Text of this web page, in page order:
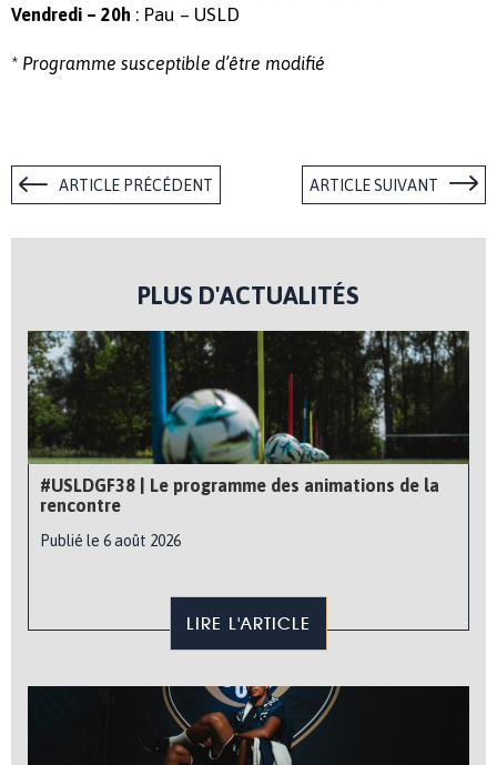
Vendredi – 20h : Pau – USLD
* Programme susceptible d’être modifié
ARTICLE PRÉCÉDENT ARTICLE SUIVANT
PLUS D'ACTUALITÉS
#USLDGF38 | Le programme des animations de la
rencontre
Publié le 6 août 2026
LIRE L'ARTICLE